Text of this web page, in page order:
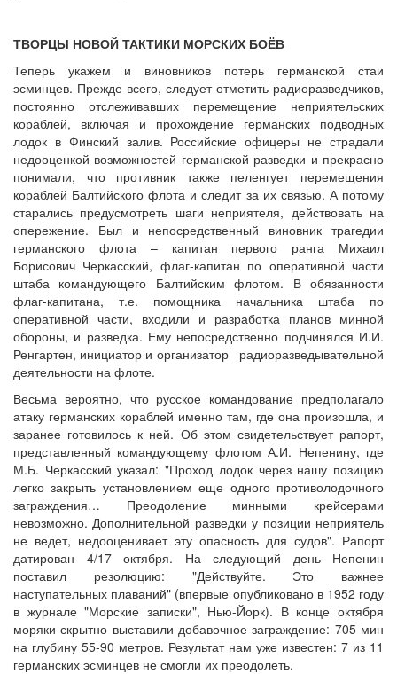
ТВОРЦЫ НОВОЙ ТАКТИКИ МОРСКИХ БОЁВ
Теперь укажем и виновников потерь германской стаи
эсминцев. Прежде всего, следует отметить радиоразведчиков,
постоянно отслеживавших перемещение неприятельских
кораблей, включая и прохождение германских подводных
лодок в Финский залив. Российские офицеры не страдали
недооценкой возможностей германской разведки и прекрасно
понимали, что противник также пеленгует перемещения
кораблей Балтийского флота и следит за их связью. А потому
старались предусмотреть шаги неприятеля, действовать на
опережение. Был и непосредственный виновник трагедии
германского флота – капитан первого ранга Михаил
Борисович Черкасский, флаг-капитан по оперативной части
штаба командующего Балтийским флотом. В обязанности
флаг-капитана, т.е. помощника начальника штаба по
оперативной части, входили и разработка планов минной
обороны, и разведка. Ему непосредственно подчинялся И.И.
Ренгартен, инициатор и организатор радиоразведывательной
деятельности на флоте.
Весьма вероятно, что русское командование предполагало
атаку германских кораблей именно там, где она произошла, и
заранее готовилось к ней. Об этом свидетельствует рапорт,
представленный командующему флотом А.И. Непенину, где
М.Б. Черкасский указал: "Проход лодок через нашу позицию
легко закрыть установлением еще одного противолодочного
заграждения… Преодоление минными крейсерами
невозможно. Дополнительной разведки у позиции неприятель
не ведет, недооценивает эту опасность для судов". Рапорт
датирован 4/17 октября. На следующий день Непенин
поставил резолюцию: "Действуйте. Это важнее
наступательных плаваний" (впервые опубликовано в 1952 году
в журнале "Морские записки", Нью-Йорк). В конце октября
моряки скрытно выставили добавочное заграждение: 705 мин
на глубину 55-90 метров. Результат нам уже известен: 7 из 11
германских эсминцев не смогли их преодолеть.